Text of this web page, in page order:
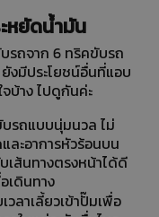
หยัดน้ำมัน
รถจาก 6 ทริคขับรถ
งมีประโยชน์อื่นที่แอบ
จบ้าง ไปดูกันค่ะ
บรถแบบนุ่มนวล ไม่
ละอาการหัวร้อนบน
เส้นทางตรงหน้าได้ดี
เดินทาง
วลาเลี้ยวเข้าปั๊มเพื่อ